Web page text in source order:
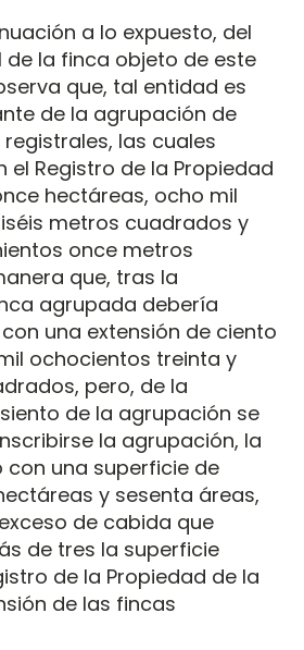
a lo expuesto, del
de la finca objeto de este
que, tal entidad es
de la agrupación de
las cuales
el Registro de la Propiedad
hectáreas, ocho mil
metros cuadrados y
once metros
que, tras la
agrupada debería
una extensión de ciento
ochocientos treinta y
pero, de la
de la agrupación se
la agrupación, la
con una superficie de
y sesenta áreas,
de cabida que
de tres la superficie
de la Propiedad de la
de las fincas